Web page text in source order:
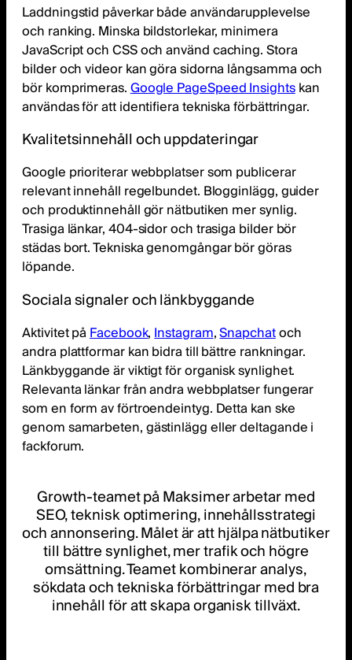
Laddningstid påverkar både användarupplevelse
och ranking. Minska bildstorlekar, minimera
JavaScript och CSS och använd caching. Stora
bilder och videor kan göra sidorna långsamma och
bör komprimeras.Google PageSpeed Insightskan
användas för att identifiera tekniska förbättringar.
Kvalitetsinnehåll och uppdateringar
Google prioriterar webbplatser som publicerar
relevant innehåll regelbundet. Blogginlägg, guider
och produktinnehåll gör nätbutiken mer synlig.
Trasiga länkar, 404-sidor och trasiga bilder bör
städas bort. Tekniska genomgångar bör göras
löpande.
Sociala signaler och länkbyggande
Aktivitet påFacebook,Instagram,Snapchatoch
andra plattformar kan bidra till bättre rankningar.
Länkbyggande är viktigt för organisk synlighet.
Relevanta länkar från andra webbplatser fungerar
som en form av förtroendeintyg. Detta kan ske
genom samarbeten, gästinlägg eller deltagande i
fackforum.
Growth-teamet på Maksimer arbetar med
SEO, teknisk optimering, innehållsstrategi
och annonsering. Målet är att hjälpa nätbutiker
till bättre synlighet, mer trafik och högre
omsättning. Teamet kombinerar analys,
sökdata och tekniska förbättringar med bra
innehåll för att skapa organisk tillväxt.